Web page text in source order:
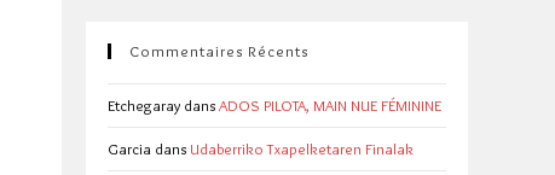
Commentaires Récents
Etchegaray dansADOS PILOTA, MAIN NUE FÉMININE
Garcia dans Udaberriko Txapelketaren Finalak